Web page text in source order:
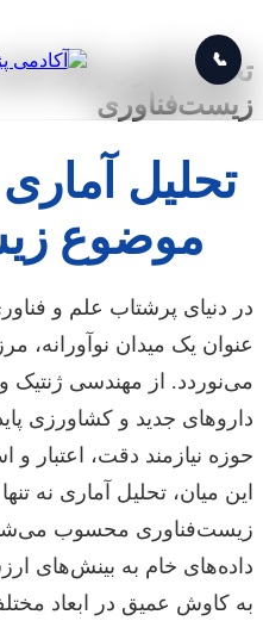
📞
تحلیل آماری پایان
زیست‌فناوری
تحلیل آماری
موضوع
در دنیای پرشتاب علم و
عنوان یک میدان نوآورانه،
می‌نوردد. از مهندسی ژنتیک و
داروهای جدید و کشاورزی
حوزه نیازمند دقت، اعتبار
این میان، تحلیل آماری نه
زیست‌فناوری محسوب
داده‌های خام به بینش‌های
به کاوش عمیق در ابعاد